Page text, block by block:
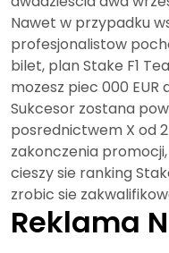
Nawet w przypadku
profesjonalistow
bilet, plan Stake F1
mozesz piec 000 EUR
Sukcesor zostana
posrednictwem X od
zakonczenia
cieszy sie ranking
zrobic sie
Reklama